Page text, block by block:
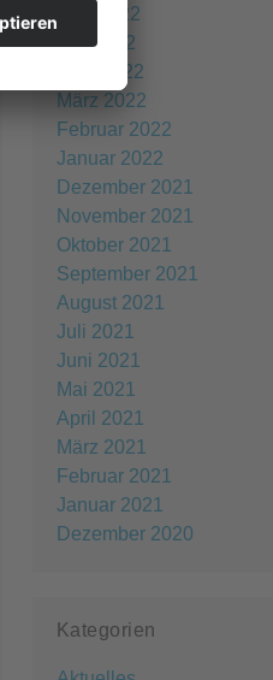
Juni 2022
Mai 2022
April 2022
März 2022
Februar 2022
Januar 2022
Dezember 2021
November 2021
Oktober 2021
September 2021
August 2021
Juli 2021
Juni 2021
Mai 2021
April 2021
März 2021
Februar 2021
Januar 2021
Dezember 2020
Kategorien